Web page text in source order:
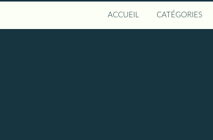
ACCUEIL CATÉGORIES